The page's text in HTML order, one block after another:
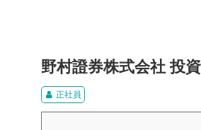
野村證券株式会社 投
正社員